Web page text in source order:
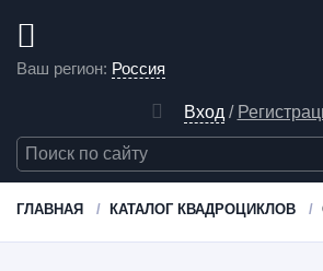
Ваш регион: Россия
Вход /
ГЛАВНАЯ КАТАЛОГ КВАДРОЦИКЛОВ